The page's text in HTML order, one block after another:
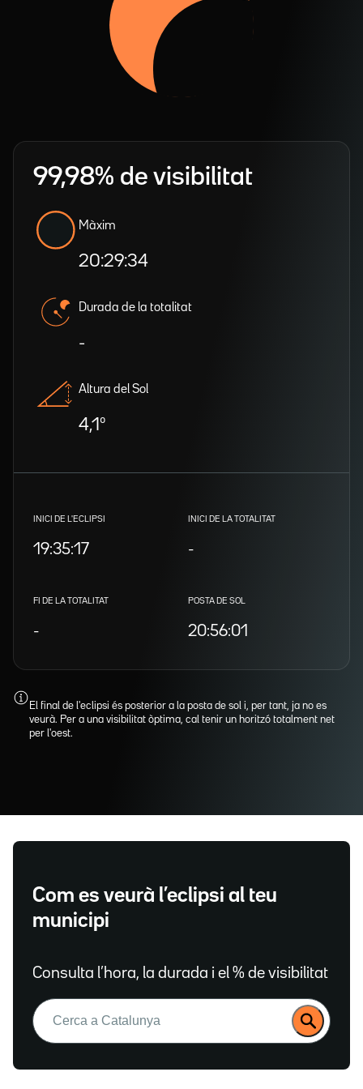
99,98% de visibilitat
Màxim
20:29:34
Durada de la totalitat
-
Altura del Sol
4,1º
INICI DE L'ECLIPSI
19:35:17
INICI DE LA TOTALITAT
-
FI DE LA TOTALITAT
-
POSTA DE SOL
20:56:01
El final de l'eclipsi és posterior a la posta de sol i, per tant, ja no es
veurà. Per a una visibilitat òptima, cal tenir un horitzó totalment net
per l'oest.
Com es veurà l’eclipsi al teu
municipi
Consulta l’hora, la durada i el % de visibilitat
Buscar: